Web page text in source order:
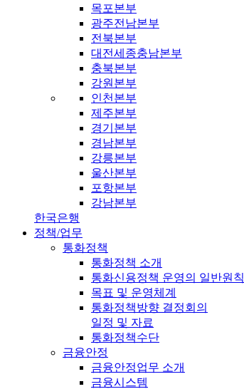
목포본부
광주전남본부
전북본부
대전세종충남본부
충북본부
강원본부
인천본부
제주본부
경기본부
경남본부
강릉본부
울산본부
포항본부
강남본부
한국은행
정책/업무
통화정책
통화정책 소개
통화신용정책 운영의 일반원칙
목표 및 운영체계
통화정책방향 결정회의
일정 및 자료
통화정책수단
금융안정
금융안정업무 소개
금융시스템